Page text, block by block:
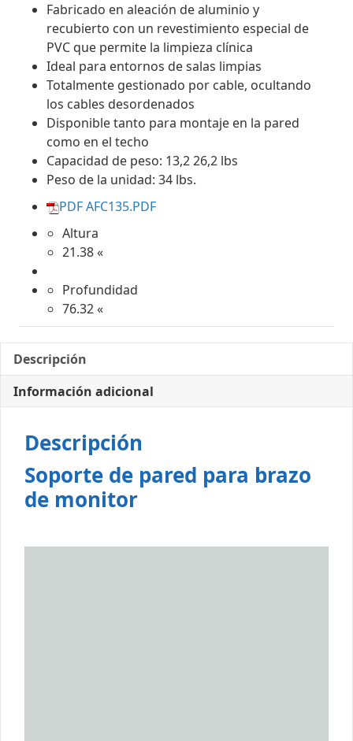
Fabricado en aleación de aluminio y
recubierto con un revestimiento especial de
PVC que permite la limpieza clínica
Ideal para entornos de salas limpias
Totalmente gestionado por cable, ocultando
los cables desordenados
Disponible tanto para montaje en la pared
como en el techo
Capacidad de peso: 13,2 26,2 lbs
Peso de la unidad: 34 lbs.
PDF AFC135.PDF
Altura
21.38 «
Profundidad
76.32 «
Descripción
Información adicional
Descripción
Soporte de pared para brazo
de monitor